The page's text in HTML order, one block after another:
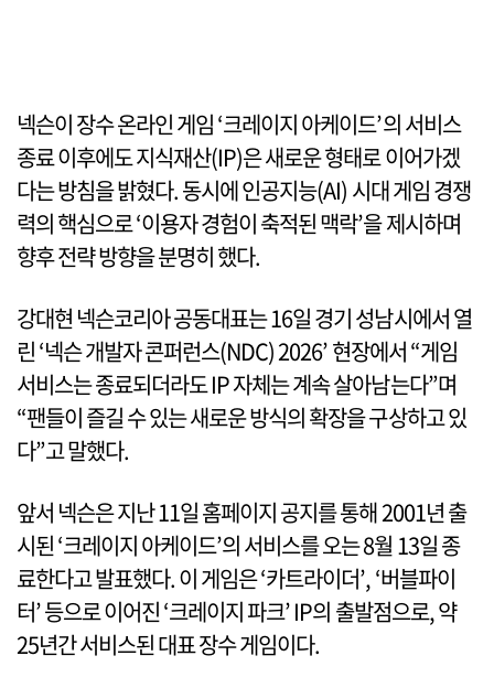
넥슨이 장수 온라인 게임 ‘크레이지 아케이드’의 서비스
종료 이후에도 지식재산(IP)은 새로운 형태로 이어가겠
다는 방침을 밝혔다. 동시에 인공지능(AI) 시대 게임 경쟁
력의 핵심으로 ‘이용자 경험이 축적된 맥락’을 제시하며
향후 전략 방향을 분명히 했다.
강대현 넥슨코리아 공동대표는 16일 경기 성남시에서 열
린 ‘넥슨 개발자 콘퍼런스(NDC) 2026’ 현장에서 “게임
서비스는 종료되더라도 IP 자체는 계속 살아남는다”며
“팬들이 즐길 수 있는 새로운 방식의 확장을 구상하고 있
다”고 말했다.
앞서 넥슨은 지난 11일 홈페이지 공지를 통해 2001년 출
시된 ‘크레이지 아케이드’의 서비스를 오는 8월 13일 종
료한다고 발표했다. 이 게임은 ‘카트라이더’, ‘버블파이
터’ 등으로 이어진 ‘크레이지 파크’ IP의 출발점으로, 약
25년간 서비스된 대표 장수 게임이다.